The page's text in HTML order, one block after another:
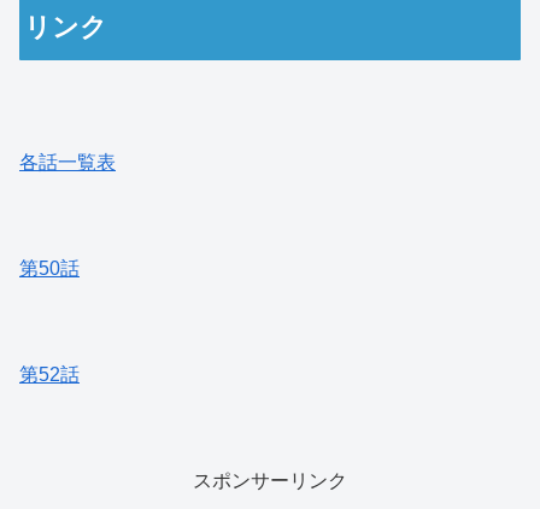
リンク
各話一覧表
第50話
第52話
スポンサーリンク